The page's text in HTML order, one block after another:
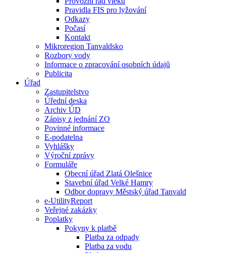
Pravidla FIS pro lyžování
Odkazy
Počasí
Kontakt
Mikroregion Tanvaldsko
Rozbory vody
Informace o zpracování osobních údajů
Publicita
Úřad
Zastupitelstvo
Úřední deska
Archiv ÚD
Zápisy z jednání ZO
Povinné informace
E-podatelna
Vyhlášky
Výroční zprávy
Formuláře
Obecní úřad Zlatá Olešnice
Stavební úřad Velké Hamry
Odbor dopravy Městský úřad Tanvald
e-UtilityReport
Veřejné zakázky
Poplatky
Pokyny k platbě
Platba za odpady
Platba za vodu